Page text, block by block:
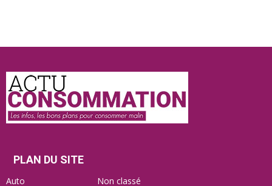
PLAN DU SITE
Auto Non classé